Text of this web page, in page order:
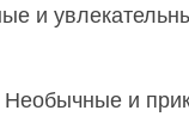
и
Необычные и